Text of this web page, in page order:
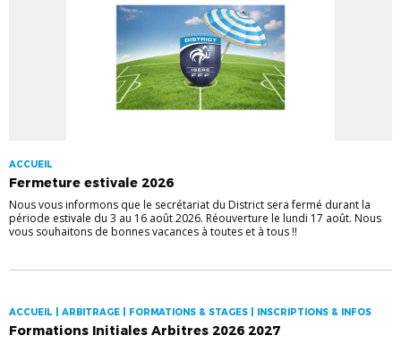
ACCUEIL
Fermeture estivale 2026
Nous vous informons que le secrétariat du District sera fermé durant la
période estivale du 3 au 16 août 2026. Réouverture le lundi 17 août. Nous
vous souhaitons de bonnes vacances à toutes et à tous !!
ACCUEIL | ARBITRAGE | FORMATIONS & STAGES | INSCRIPTIONS & INFOS
Formations Initiales Arbitres 2026 2027